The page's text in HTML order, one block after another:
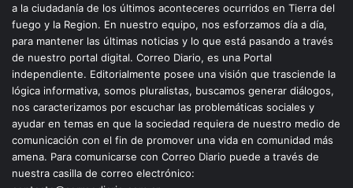
a la ciudadanía de los últimos aconteceres ocurridos en Tierra del
fuego y la Region. En nuestro equipo, nos esforzamos día a día,
para mantener las últimas noticias y lo que está pasando a través
de nuestro portal digital. Correo Diario, es una Portal
independiente. Editorialmente posee una visión que trasciende la
lógica informativa, somos pluralistas, buscamos generar diálogos,
nos caracterizamos por escuchar las problemáticas sociales y
ayudar en temas en que la sociedad requiera de nuestro medio de
comunicación con el fin de promover una vida en comunidad más
amena. Para comunicarse con Correo Diario puede a través de
nuestra casilla de correo electrónico: